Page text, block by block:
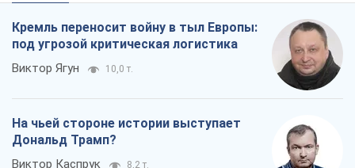
Кремль переносит войну в тыл Европы:
под угрозой критическая логистика
Виктор Ягун 10,0 т.
На чьей стороне истории выступает
Дональд Трамп?
Виктор Каспрук 8,2 т.